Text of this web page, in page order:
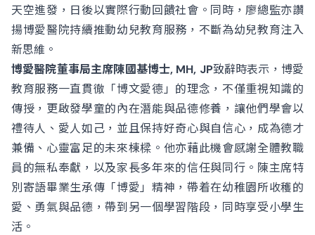
天空進發，日後以實際行動回饋社會。同時，廖總監亦讚
揚博愛醫院持續推動幼兒教育服務，不斷為幼兒教育注入
新思維。
博愛醫院董事局主席陳國基博士, MH, JP致辭時表示，博愛
教育服務一直貫徹「博文愛德」的理念，不僅重視知識的
傳授，更啟發學童的內在潛能與品德修養，讓他們學會以
禮待人、愛人如己，並且保持好奇心與自信心，成為德才
兼備、心靈富足的未來棟樑。他亦藉此機會感謝全體教職
員的無私奉獻，以及家長多年來的信任與同行。陳主席特
別寄語畢業生承傳「博愛」精神，帶着在幼稚園所收穫的
愛、勇氣與品德，帶到另一個學習階段，同時享受小學生
活。